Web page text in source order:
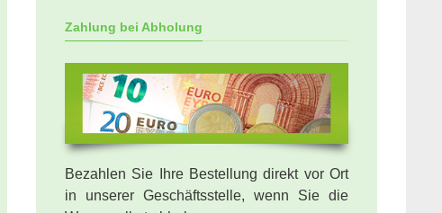
Zahlung bei Abholung
Bezahlen Sie Ihre Bestellung direkt vor Ort
in unserer Geschäftsstelle, wenn Sie die